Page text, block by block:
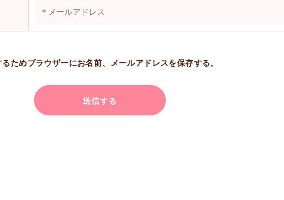
ためブラウザーにお名前、メールアドレスを保存する。